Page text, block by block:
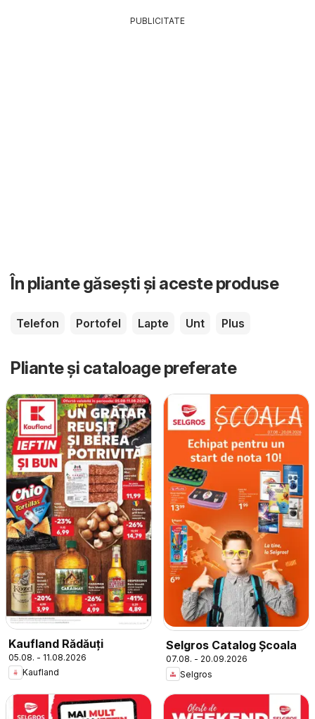
PUBLICITATE
În pliante găsești și aceste produse
Telefon Portofel Lapte Unt Plus
Pliante și cataloage preferate
Kaufland Rădăuți
05.08. - 11.08.2026
Kaufland
Selgros Catalog Şcoala
07.08. - 20.09.2026
Selgros